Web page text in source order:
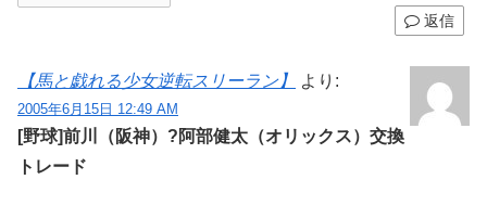
返信
【馬と戯れる少女逆転スリーラン】 より:
2005年6月15日 12:49 AM
[野球]前川（阪神）?阿部健太（オリックス）交換
トレード